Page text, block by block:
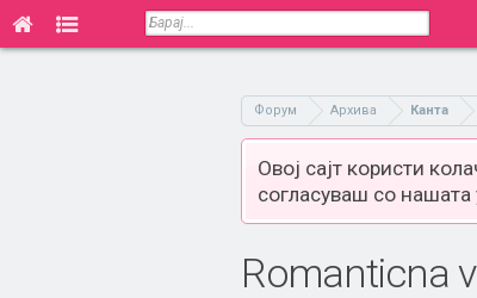
Форум Архива Канта
Овој сајт користи
согласуваш со
Romanticna